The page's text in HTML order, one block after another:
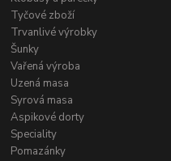
Tyčové zboží
Trvanlivé výrobky
Šunky
Vařená výroba
Uzená masa
Syrová masa
Aspikové dorty
Speciality
Pomazánky